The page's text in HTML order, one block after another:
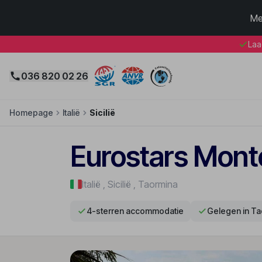
036 820 02 26
Homepage Italië Sicilië
Eurostars
Italië , Sicilië , Taormina
4-sterren accommodatie Gelegen in